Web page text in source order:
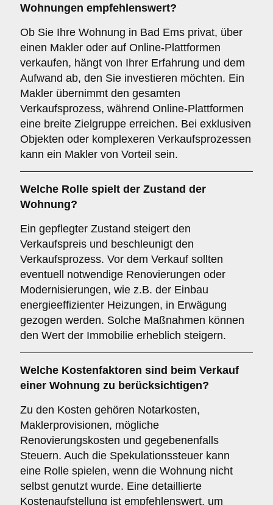
Wohnungen empfehlenswert?
Ob Sie Ihre Wohnung in Bad Ems privat, über
einen Makler oder auf Online-Plattformen
verkaufen, hängt von Ihrer Erfahrung und dem
Aufwand ab, den Sie investieren möchten. Ein
Makler übernimmt den gesamten
Verkaufsprozess, während Online-Plattformen
eine breite Zielgruppe erreichen. Bei exklusiven
Objekten oder komplexeren Verkaufsprozessen
kann ein Makler von Vorteil sein.
Welche Rolle spielt der Zustand der
Wohnung?
Ein gepflegter Zustand steigert den
Verkaufspreis und beschleunigt den
Verkaufsprozess. Vor dem Verkauf sollten
eventuell notwendige Renovierungen oder
Modernisierungen, wie z.B. der Einbau
energieeffizienter Heizungen, in Erwägung
gezogen werden. Solche Maßnahmen können
den Wert der Immobilie erheblich steigern.
Welche Kostenfaktoren sind beim Verkauf
einer Wohnung zu berücksichtigen?
Zu den Kosten gehören Notarkosten,
Maklerprovisionen, mögliche
Renovierungskosten und gegebenenfalls
Steuern. Auch die Spekulationssteuer kann
eine Rolle spielen, wenn die Wohnung nicht
selbst genutzt wurde. Eine detaillierte
Kostenaufstellung ist empfehlenswert, um